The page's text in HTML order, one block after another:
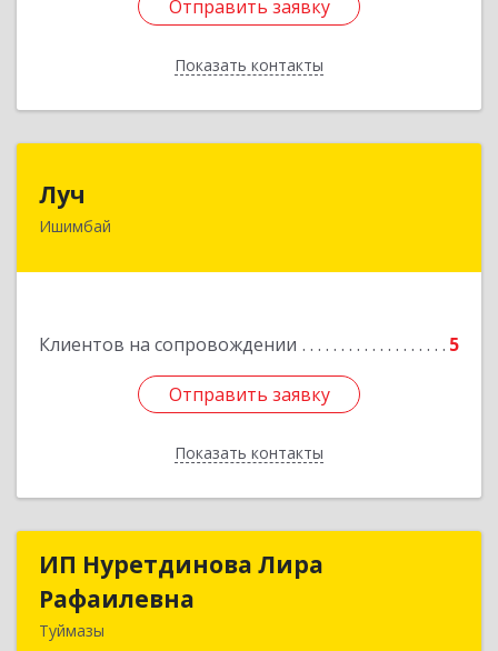
Отправить заявку
Показать контакты
Отправить заявку
Назад
Луч
Ишимбай
Клиентов на сопровождении 5
Отправить заявку
Показать контакты
453215, Башкортостан Респ, Ишимбайский р-н,
Отправить заявку
Назад
ИП Нуретдинова Лира
Рафаилевна
Туймазы
ИП Нуретдинова Лира